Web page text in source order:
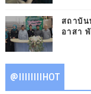
สถาบั
อาสา
@IIIIIIIIHOT